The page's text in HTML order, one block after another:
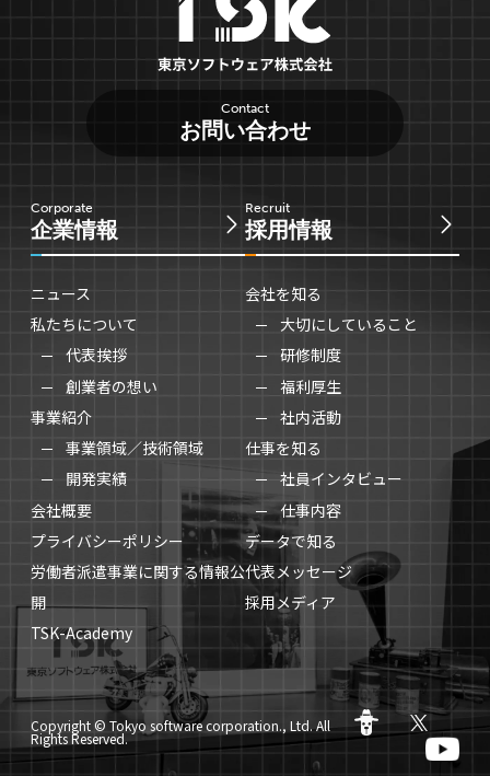
Contact
お問い合わせ
Corporate
企業情報
ニュース
私たちについて
代表挨拶
創業者の想い
事業紹介
事業領域／技術領域
開発実績
会社概要
プライバシーポリシー
労働者派遣事業に関する情報公
開
TSK-Academy
Recruit
採用情報
会社を知る
大切にしていること
研修制度
福利厚生
社内活動
仕事を知る
社員インタビュー
仕事内容
データで知る
代表メッセージ
採用メディア
Copyright © Tokyo software corporation., Ltd. All
Rights Reserved.